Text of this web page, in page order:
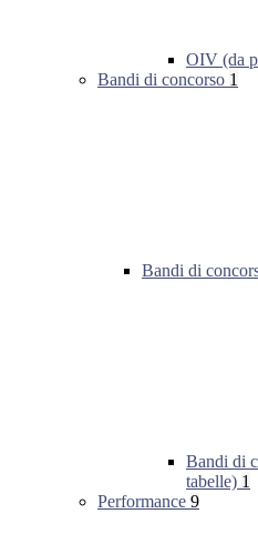
OIV (da
Bandi di concorso 1
Bandi di
Bandi di
tabelle) 1
Performance 9